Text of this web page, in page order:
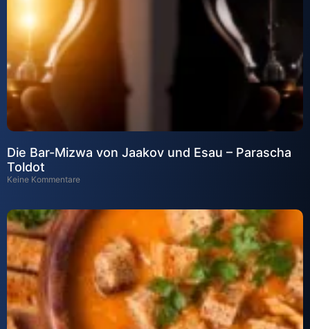
Die Bar-Mizwa von Jaakov und Esau – Parascha
Toldot
Keine Kommentare